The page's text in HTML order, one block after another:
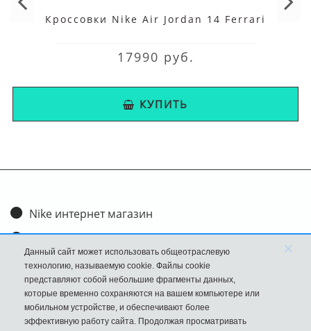
Кроссовки Nike Air Jordan 14 Ferrari
17990 руб.
КУПИТЬ
Nike интернет магазин
Доставка и оплата
Обмен и возврат
Размеры
FAQ
Данный сайт может использовать общеотраслевую
технологию, называемую cookie. Файлы cookie
представляют собой небольшие фрагменты данных,
которые временно сохраняются на вашем компьютере или
мобильном устройстве, и обеспечивают более
эффективную работу сайта. Продолжая просматривать
×